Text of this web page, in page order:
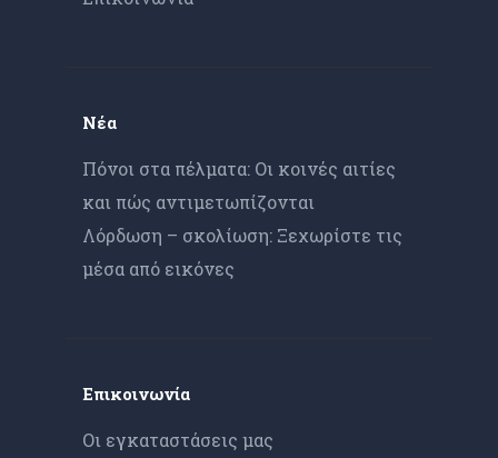
Νέα
Πόνοι στα πέλματα: Οι κοινές αιτίες
και πώς αντιμετωπίζονται
Λόρδωση – σκολίωση: Ξεχωρίστε τις
μέσα από εικόνες
Επικοινωνία
Οι εγκαταστάσεις μας